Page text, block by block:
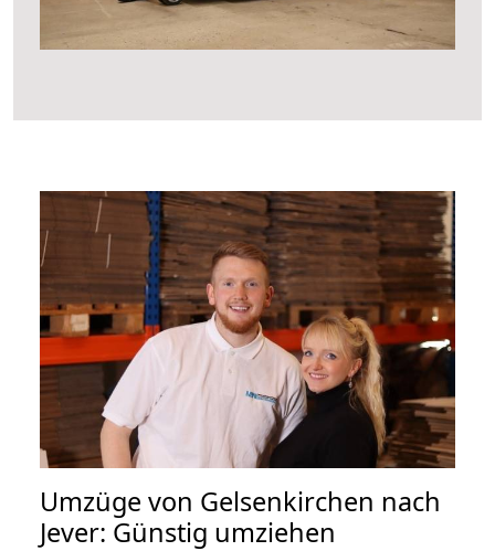
Umzüge von Gelsenkirchen nach
Jever: Günstig umziehen